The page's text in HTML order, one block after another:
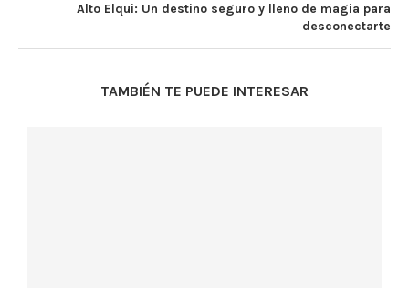
Alto Elqui: Un destino seguro y lleno de magia para
desconectarte
TAMBIÉN TE PUEDE INTERESAR